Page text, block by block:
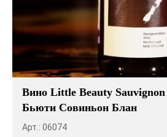
Вино Little Beauty
Бьюти Совиньон Блан
Арт.: 06074